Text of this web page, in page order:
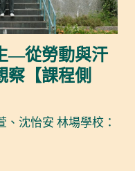
—從勞動與汗
察【課程側
沈怡安 林場學校：